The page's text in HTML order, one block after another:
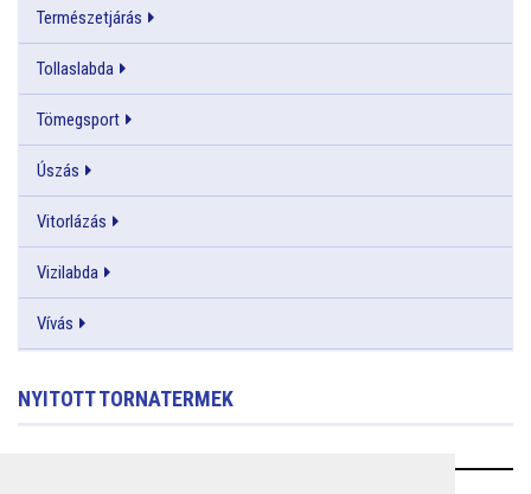
Természetjárás
Tollaslabda
Tömegsport
Úszás
Vitorlázás
Vizilabda
Vívás
NYITOTT TORNATERMEK